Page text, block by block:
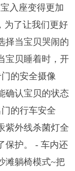
入座变得更加
为了让我们更好
择当宝贝哭闹的
宝贝睡着时，开
的安全摄像
确认宝贝的状态
的行车安全
紫外线杀菌灯全
保护。 - 车内还
滩躺椅模式~把